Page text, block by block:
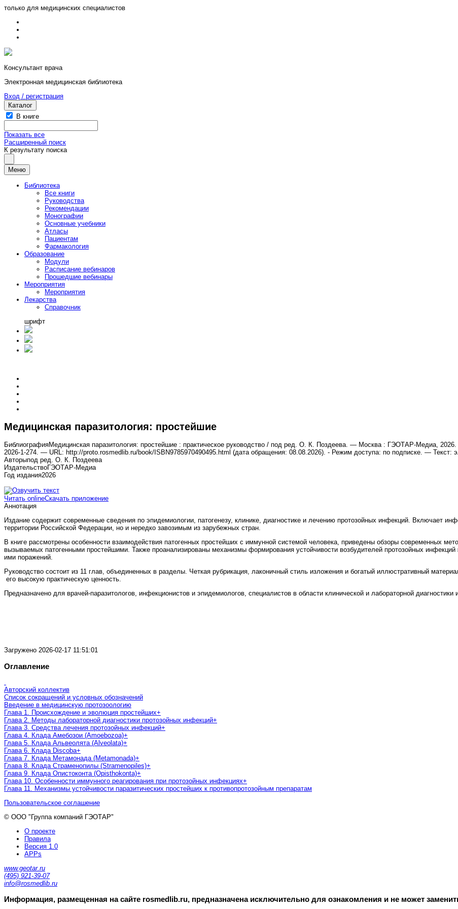
только для медицинских специалистов
Консультант врача
Электронная медицинская библиотека
Вход / регистрация
Каталог
В книге
Показать все
Расширенный поиск
К результату поиска
Меню
Библиотека
Все книги
Руководства
Рекомендации
Монографии
Основные учебники
Атласы
Пациентам
Фармакология
Образование
Модули
Расписание вебинаров
Прошедшие вебинары
Мероприятия
Мероприятия
Лекарства
Справочник
шрифт
Медицинская паразитология: простейшие
БиблиографияМедицинская паразитология: простейшие : практическое руководство / под ред. О. К. Поздеева. — Москва : ГЭОТАР-Медиа,
2026-1-274. — URL: http://proto.rosmedlib.ru/book/ISBN9785970490495.html (дата обращения: 08.08.2026). - Режим доступа: по подписке. — Текст:
Авторыпод ред. О. К. Поздеева
ИздательствоГЭОТАР-Медиа
Год издания2026
Читать onlineСкачать приложение
Аннотация
Издание содержит современные сведения по эпидемиологии, патогенезу, клинике, диагностике и лечению протозойных инфекций. Включает
территории Российской Федерации, но и нередко завозимым из зарубежных стран.
В книге рассмотрены особенности взаимодействия патогенных простейших с иммунной системой человека, приведены обзоры современных
вызываемых патогенными простейшими. Также проанализированы механизмы формирования устойчивости возбудителей протозойных
ими поражений.
Руководство состоит из 11 глав, объединенных в разделы. Четкая рубрикация, лаконичный стиль изложения и богатый иллюстративный
его высокую практическую ценность.
Предназначено для врачей-паразитологов, инфекционистов и эпидемиологов, специалистов в области клинической и лабораторной диагностики
Загружено 2026-02-17 11:51:01
Оглавление
Авторский коллектив
Список сокращений и условных обозначений
Введение в медицинскую протозоологию
Глава 1. Происхождение и эволюция простейших+
Глава 2. Методы лабораторной диагностики протозойных инфекций+
Глава 3. Средства лечения протозойных инфекций+
Глава 4. Клада Амебозои (Amoebozoa)+
Глава 5. Клада Альвеолята (Alveolata)+
Глава 6. Клада Discoba+
Глава 7. Клада Метамонада (Metamonada)+
Глава 8. Клада Страменопилы (Stramenopiles)+
Глава 9. Клада Опистоконта (Opisthokonta)+
Глава 10. Особенности иммунного реагирования при протозойных инфекциях+
Глава 11. Механизмы устойчивости паразитических простейших к противопротозойным препаратам
Пользовательское соглашение
© ООО "Группа компаний ГЭОТАР"
О проекте
Правила
Версия 1.0
APPs
www.geotar.ru
(495) 921-39-07
info@rosmedlib.ru
Информация, размещенная на сайте rosmedlib.ru, предназначена исключительно для ознакомления и не может